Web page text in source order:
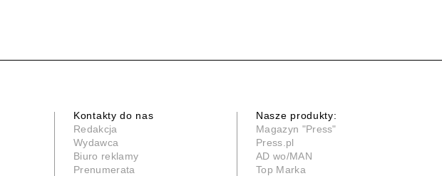
Kontakty do nas
Redakcja
Wydawca
Biuro reklamy
Prenumerata
Nasze produkty:
Magazyn "Press"
Press.pl
AD wo/MAN
Top Marka